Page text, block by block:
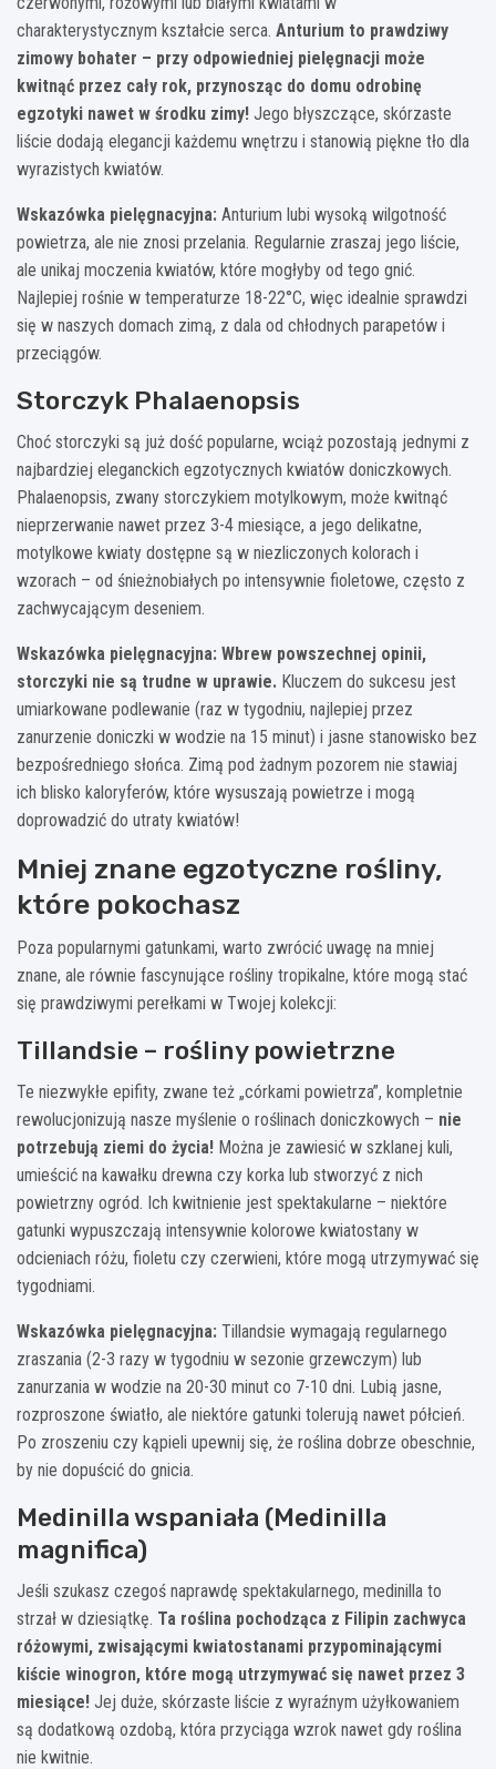
charakterystycznym kształcie serca. Anturium to prawdziwy
zimowy bohater – przy odpowiedniej pielęgnacji może
kwitnąć przez cały rok, przynosząc do domu odrobinę
egzotyki nawet w środku zimy! Jego błyszczące, skórzaste
liście dodają elegancji każdemu wnętrzu i stanowią piękne tło dla
wyrazistych kwiatów.
Wskazówka pielęgnacyjna: Anturium lubi wysoką wilgotność
powietrza, ale nie znosi przelania. Regularnie zraszaj jego liście,
ale unikaj moczenia kwiatów, które mogłyby od tego gnić.
Najlepiej rośnie w temperaturze 18-22°C, więc idealnie sprawdzi
się w naszych domach zimą, z dala od chłodnych parapetów i
przeciągów.
Storczyk Phalaenopsis
Choć storczyki są już dość popularne, wciąż pozostają jednymi z
najbardziej eleganckich egzotycznych kwiatów doniczkowych.
Phalaenopsis, zwany storczykiem motylkowym, może kwitnąć
nieprzerwanie nawet przez 3-4 miesiące, a jego delikatne,
motylkowe kwiaty dostępne są w niezliczonych kolorach i
wzorach – od śnieżnobiałych po intensywnie fioletowe, często z
zachwycającym deseniem.
Wskazówka pielęgnacyjna: Wbrew powszechnej opinii,
storczyki nie są trudne w uprawie. Kluczem do sukcesu jest
umiarkowane podlewanie (raz w tygodniu, najlepiej przez
zanurzenie doniczki w wodzie na 15 minut) i jasne stanowisko bez
bezpośredniego słońca. Zimą pod żadnym pozorem nie stawiaj
ich blisko kaloryferów, które wysuszają powietrze i mogą
doprowadzić do utraty kwiatów!
Mniej znane egzotyczne rośliny,
które pokochasz
Poza popularnymi gatunkami, warto zwrócić uwagę na mniej
znane, ale równie fascynujące rośliny tropikalne, które mogą stać
się prawdziwymi perełkami w Twojej kolekcji:
Tillandsie – rośliny powietrzne
Te niezwykłe epifity, zwane też „córkami powietrza”, kompletnie
rewolucjonizują nasze myślenie o roślinach doniczkowych – nie
potrzebują ziemi do życia! Można je zawiesić w szklanej kuli,
umieścić na kawałku drewna czy korka lub stworzyć z nich
powietrzny ogród. Ich kwitnienie jest spektakularne – niektóre
gatunki wypuszczają intensywnie kolorowe kwiatostany w
odcieniach różu, fioletu czy czerwieni, które mogą utrzymywać się
tygodniami.
Wskazówka pielęgnacyjna: Tillandsie wymagają regularnego
zraszania (2-3 razy w tygodniu w sezonie grzewczym) lub
zanurzania w wodzie na 20-30 minut co 7-10 dni. Lubią jasne,
rozproszone światło, ale niektóre gatunki tolerują nawet półcień.
Po zroszeniu czy kąpieli upewnij się, że roślina dobrze obeschnie,
by nie dopuścić do gnicia.
Medinilla wspaniała (Medinilla
magnifica)
Jeśli szukasz czegoś naprawdę spektakularnego, medinilla to
strzał w dziesiątkę. Ta roślina pochodząca z Filipin zachwyca
różowymi, zwisającymi kwiatostanami przypominającymi
kiście winogron, które mogą utrzymywać się nawet przez 3
miesiące! Jej duże, skórzaste liście z wyraźnym użyłkowaniem
są dodatkową ozdobą, która przyciąga wzrok nawet gdy roślina
nie kwitnie.